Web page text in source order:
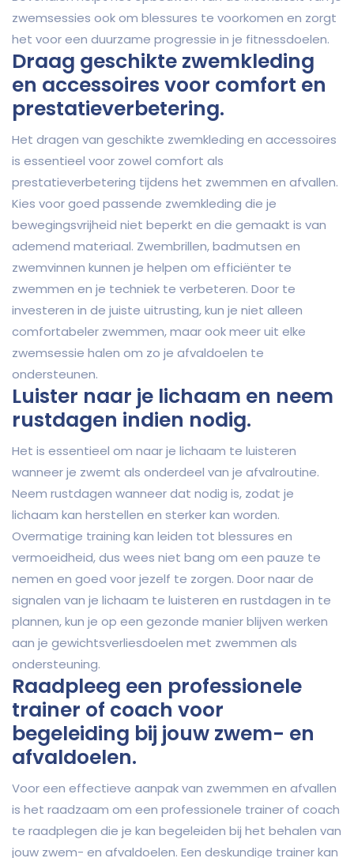
zwemsessies ook om blessures te voorkomen en zorgt
het voor een duurzame progressie in je fitnessdoelen.
Draag geschikte zwemkleding
en accessoires voor comfort en
prestatieverbetering.
Het dragen van geschikte zwemkleding en accessoires
is essentieel voor zowel comfort als
prestatieverbetering tijdens het zwemmen en afvallen.
Kies voor goed passende zwemkleding die je
bewegingsvrijheid niet beperkt en die gemaakt is van
ademend materiaal. Zwembrillen, badmutsen en
zwemvinnen kunnen je helpen om efficiënter te
zwemmen en je techniek te verbeteren. Door te
investeren in de juiste uitrusting, kun je niet alleen
comfortabeler zwemmen, maar ook meer uit elke
zwemsessie halen om zo je afvaldoelen te
ondersteunen.
Luister naar je lichaam en neem
rustdagen indien nodig.
Het is essentieel om naar je lichaam te luisteren
wanneer je zwemt als onderdeel van je afvalroutine.
Neem rustdagen wanneer dat nodig is, zodat je
lichaam kan herstellen en sterker kan worden.
Overmatige training kan leiden tot blessures en
vermoeidheid, dus wees niet bang om een pauze te
nemen en goed voor jezelf te zorgen. Door naar de
signalen van je lichaam te luisteren en rustdagen in te
plannen, kun je op een gezonde manier blijven werken
aan je gewichtsverliesdoelen met zwemmen als
ondersteuning.
Raadpleeg een professionele
trainer of coach voor
begeleiding bij jouw zwem- en
afvaldoelen.
Voor een effectieve aanpak van zwemmen en afvallen
is het raadzaam om een professionele trainer of coach
te raadplegen die je kan begeleiden bij het behalen van
jouw zwem- en afvaldoelen. Een deskundige trainer kan